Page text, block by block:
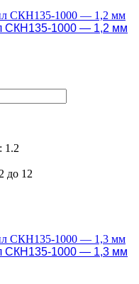
СКН135-1000 — 1,2 мм
1.2
до 12
СКН135-1000 — 1,3 мм